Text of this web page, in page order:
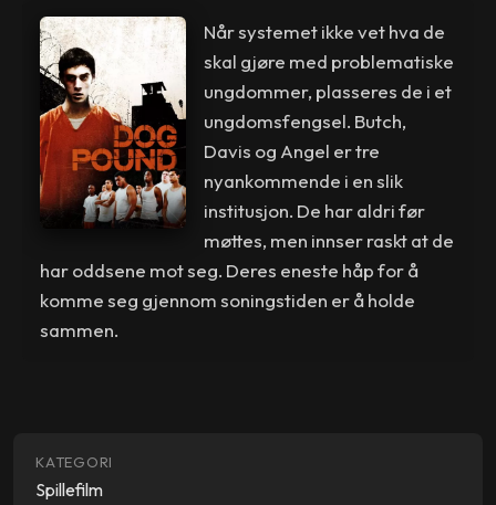
Når systemet ikke vet hva de
skal gjøre med problematiske
ungdommer, plasseres de i et
ungdomsfengsel. Butch,
Davis og Angel er tre
nyankommende i en slik
institusjon. De har aldri før
møttes, men innser raskt at de
har oddsene mot seg. Deres eneste håp for å
komme seg gjennom soningstiden er å holde
sammen.
KATEGORI
Spillefilm